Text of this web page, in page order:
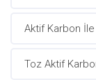
Aktif Karbon İle
Toz Aktif